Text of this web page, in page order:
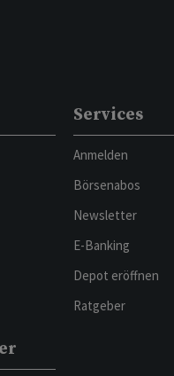
Services
Anmelden
Börsenabos
Newsletter
E-Banking
Depot eröffnen
Ratgeber